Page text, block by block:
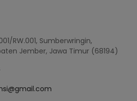
RW.001, Sumberwringin,
Jember, Jawa Timur (68194)